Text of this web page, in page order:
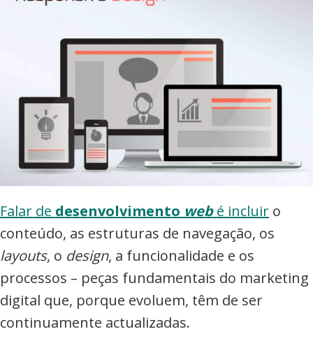
Falar de desenvolvimento webé incluir o
conteúdo, as estruturas de navegação, os
layouts, o design, a funcionalidade e os
processos – peças fundamentais do marketing
digital que, porque evoluem, têm de ser
continuamente actualizadas.